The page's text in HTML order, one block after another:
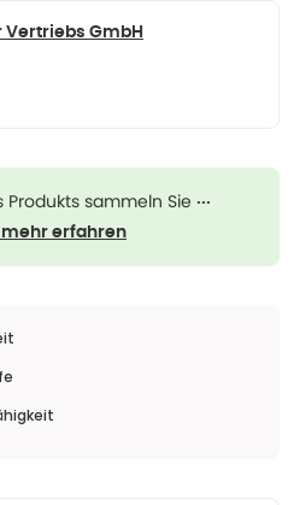
Vertriebs GmbH
sammeln Sie ···
mehr erfahren